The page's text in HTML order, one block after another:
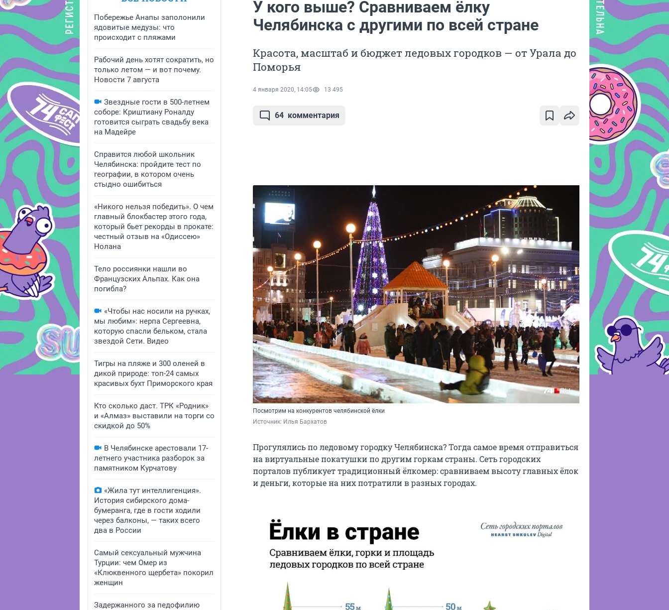
Побережье Анапы заполонили
ядовитые медузы: что
происходит с пляжами
Рабочий день хотят сократить, но
только летом — и вот почему.
Новости 7 августа
Звездные гости в 500-летнем
соборе: Криштиану Роналду
готовится сыграть свадьбу века
на Мадейре
Справится любой школьник
Челябинска: пройдите тест по
географии, в котором очень
стыдно ошибиться
«Никого нельзя победить». О чем
главный блокбастер этого года,
который бьет рекорды в прокате:
честный отзыв на «Одиссею»
Нолана
Тело россиянки нашли во
Французских Альпах. Как она
погибла?
«Чтобы нас носили на ручках,
мы любим»: нерпа Сергеевна,
которую спасли бельком, стала
звездой Сети. Видео
Тигры на пляже и 300 оленей в
дикой природе: топ-24 самых
красивых бухт Приморского края
Кто сколько даст. ТРК «Родник»
и «Алмаз» выставили на торги со
скидкой до 50%
В Челябинске арестовали 17-
летнего участника разборок за
памятником Курчатову
«Жила тут интеллигенция».
История сибирского дома-
бумеранга, где в гости ходили
через балконы, — таких всего
два в России
Самый сексуальный мужчина
Турции: чем Омер из
«Клюквенного щербета» покорил
женщин
Задержанного за педофилию
У кого выше? Сравниваем ёлку
Челябинска с другими по всей стране
Красота, масштаб и бюджет ледовых городков — от Урала до
Поморья
4 января 2020, 14:05 13 495
64 комментария
Посмотрим на конкурентов челябинской ёлки
Источник: Илья Бархатов
Прогулялись по ледовому городку Челябинска? Тогда самое время отправиться
на виртуальные покатушки по другим горкам страны. Сеть городских
порталов публикует традиционный ёлкомер: сравниваем высоту главных ёлок
и деньги, которые на них потратили в разных городах.